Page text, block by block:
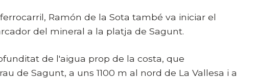
Ramón de la Sota també va iniciar el
del mineral a la platja de Sagunt.
de l'aigua prop de la costa, que
de Sagunt, a uns 1100 m al nord de La Vallesa i a